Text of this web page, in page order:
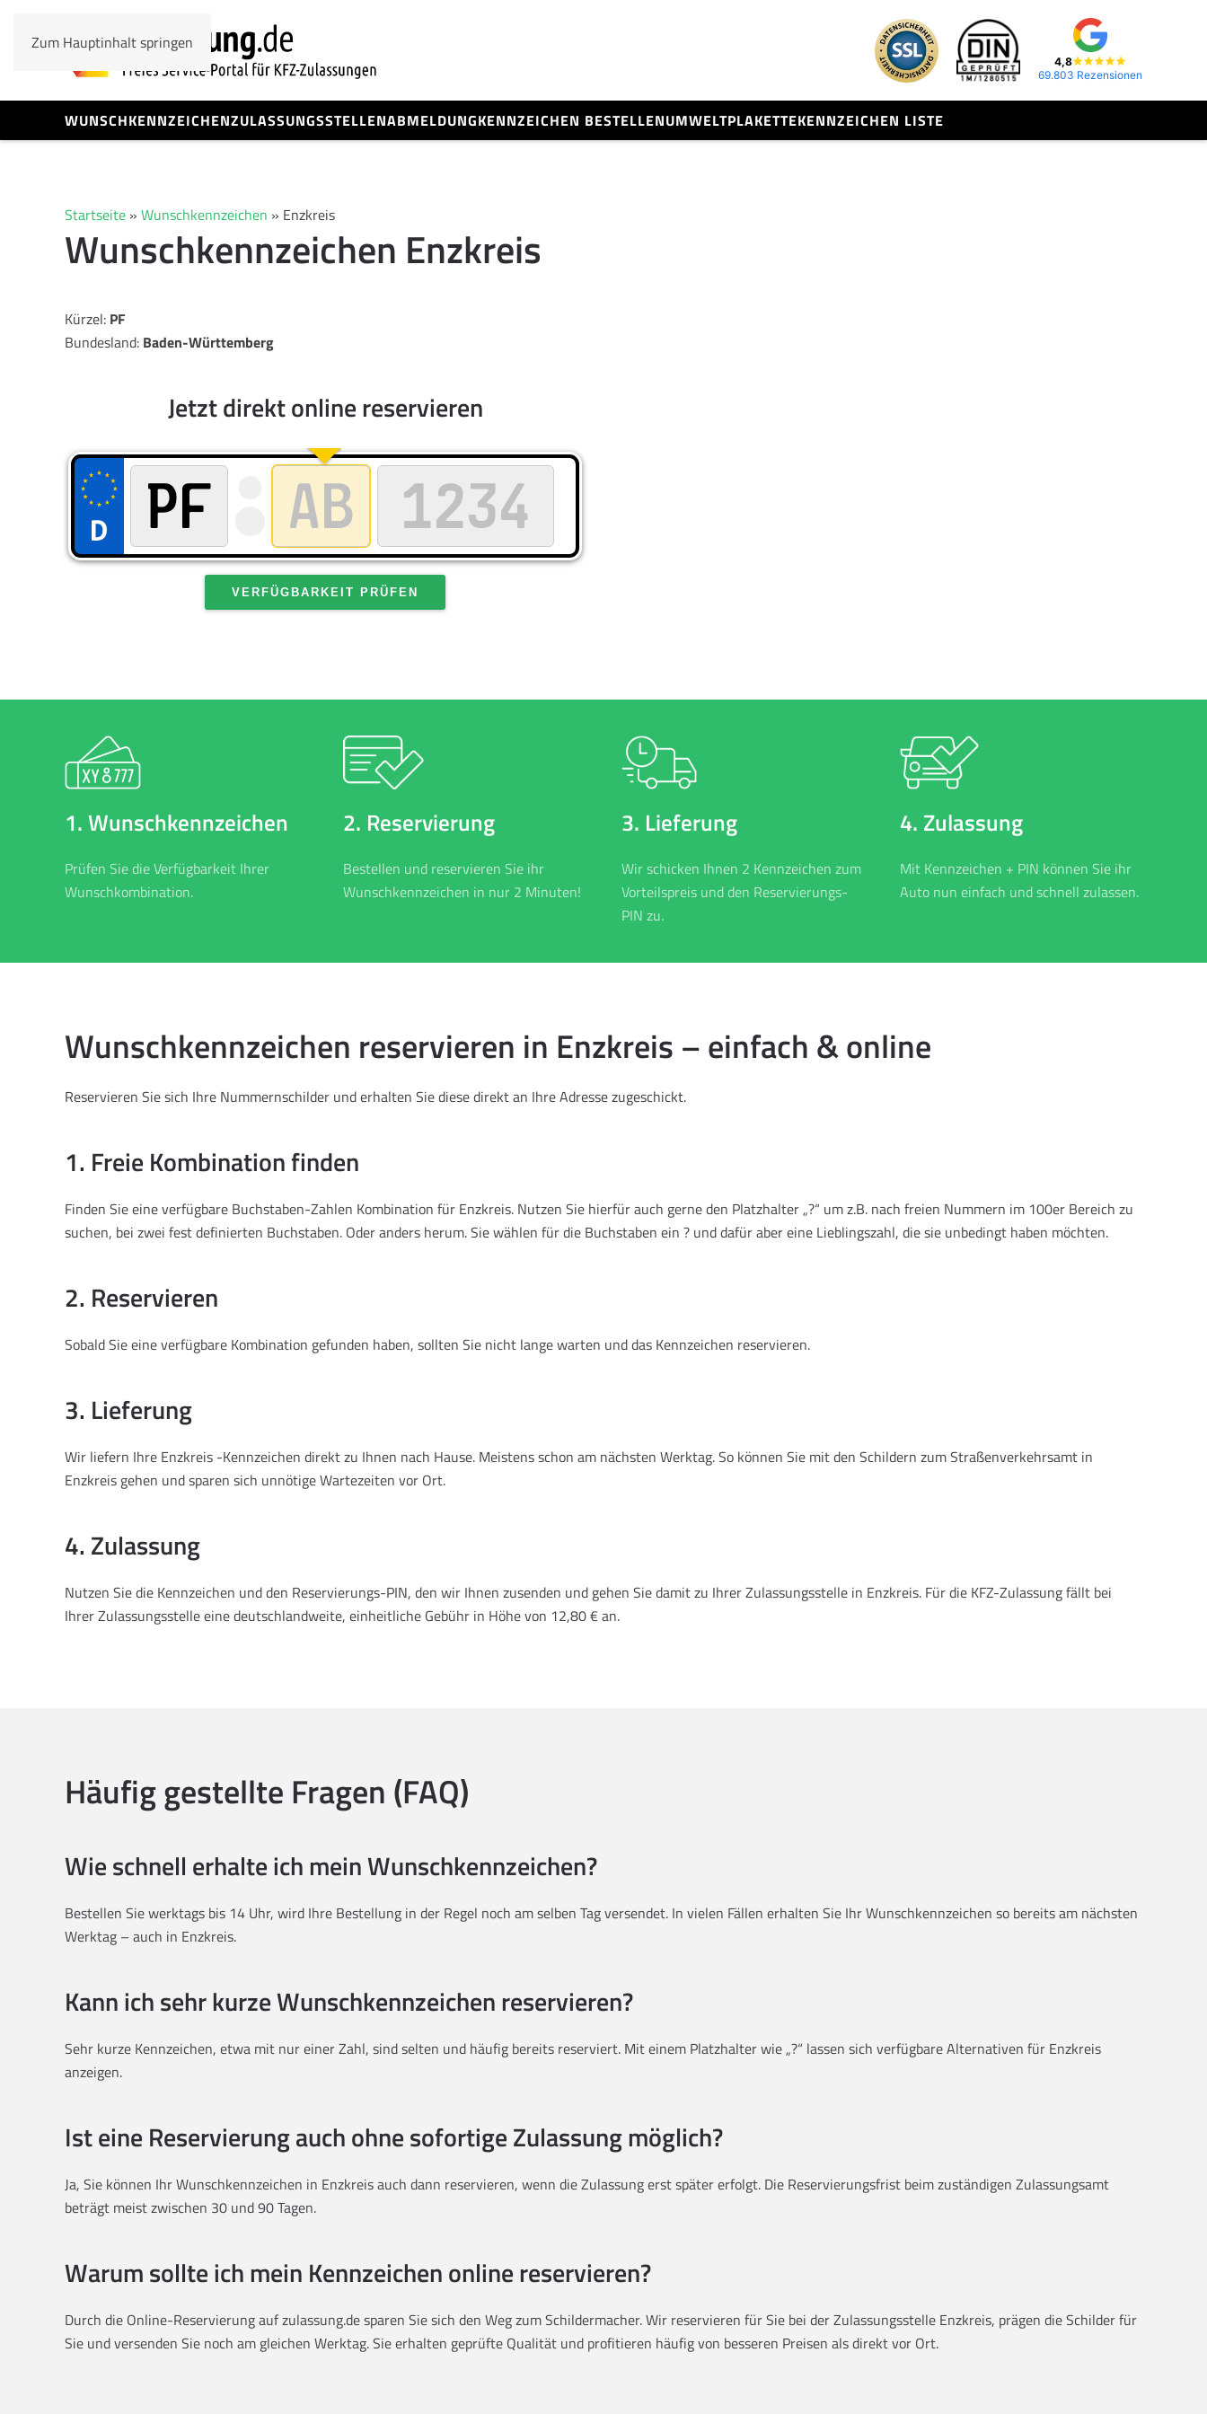
Zum Hauptinhalt springen
4,8
69.803 Rezensionen
WUNSCHKENNZEICHENZULASSUNGSSTELLENABMELDUNGKENNZEICHEN BESTELLENUMWELTPLAKETTEKENNZEICHEN LISTE
Startseite » Wunschkennzeichen » Enzkreis
Wunschkennzeichen Enzkreis
Kürzel: PF
Bundesland: Baden-Württemberg
Jetzt direkt online reservieren
VERFÜGBARKEIT PRÜFEN
1. Wunschkennzeichen
Prüfen Sie die Verfügbarkeit Ihrer
Wunschkombination.
2. Reservierung
Bestellen und reservieren Sie ihr
Wunschkennzeichen in nur 2 Minuten!
3. Lieferung
Wir schicken Ihnen 2 Kennzeichen zum
Vorteilspreis und den Reservierungs-
PIN zu.
4. Zulassung
Mit Kennzeichen + PIN können Sie ihr
Auto nun einfach und schnell zulassen.
Wunschkennzeichen reservieren in Enzkreis – einfach & online
Reservieren Sie sich Ihre Nummernschilder und erhalten Sie diese direkt an Ihre Adresse zugeschickt.
1. Freie Kombination finden
Finden Sie eine verfügbare Buchstaben-Zahlen Kombination für Enzkreis. Nutzen Sie hierfür auch gerne den Platzhalter „?“ um z.B. nach freien Nummern im 100er Bereich zu
suchen, bei zwei fest definierten Buchstaben. Oder anders herum. Sie wählen für die Buchstaben ein ? und dafür aber eine Lieblingszahl, die sie unbedingt haben möchten.
2. Reservieren
Sobald Sie eine verfügbare Kombination gefunden haben, sollten Sie nicht lange warten und das Kennzeichen reservieren.
3. Lieferung
Wir liefern Ihre Enzkreis -Kennzeichen direkt zu Ihnen nach Hause. Meistens schon am nächsten Werktag. So können Sie mit den Schildern zum Straßenverkehrsamt in
Enzkreis gehen und sparen sich unnötige Wartezeiten vor Ort.
4. Zulassung
Nutzen Sie die Kennzeichen und den Reservierungs-PIN, den wir Ihnen zusenden und gehen Sie damit zu Ihrer Zulassungsstelle in Enzkreis. Für die KFZ-Zulassung fällt bei
Ihrer Zulassungsstelle eine deutschlandweite, einheitliche Gebühr in Höhe von 12,80 € an.
Häufig gestellte Fragen (FAQ)
Wie schnell erhalte ich mein Wunschkennzeichen?
Bestellen Sie werktags bis 14 Uhr, wird Ihre Bestellung in der Regel noch am selben Tag versendet. In vielen Fällen erhalten Sie Ihr Wunschkennzeichen so bereits am nächsten
Werktag – auch in Enzkreis.
Kann ich sehr kurze Wunschkennzeichen reservieren?
Sehr kurze Kennzeichen, etwa mit nur einer Zahl, sind selten und häufig bereits reserviert. Mit einem Platzhalter wie „?“ lassen sich verfügbare Alternativen für Enzkreis
anzeigen.
Ist eine Reservierung auch ohne sofortige Zulassung möglich?
Ja, Sie können Ihr Wunschkennzeichen in Enzkreis auch dann reservieren, wenn die Zulassung erst später erfolgt. Die Reservierungsfrist beim zuständigen Zulassungsamt
beträgt meist zwischen 30 und 90 Tagen.
Warum sollte ich mein Kennzeichen online reservieren?
Durch die Online-Reservierung auf zulassung.de sparen Sie sich den Weg zum Schildermacher. Wir reservieren für Sie bei der Zulassungsstelle Enzkreis, prägen die Schilder für
Sie und versenden Sie noch am gleichen Werktag. Sie erhalten geprüfte Qualität und profitieren häufig von besseren Preisen als direkt vor Ort.